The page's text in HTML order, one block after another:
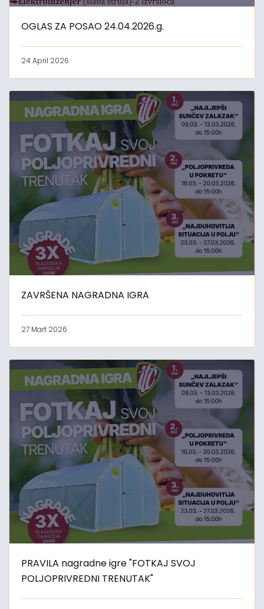
OGLAS ZA POSAO 24.04.2026.g.
24 April 2026
ZAVRŠENA NAGRADNA IGRA
27 Mart 2026
PRAVILA nagradne igre "FOTKAJ SVOJ
POLJOPRIVREDNI TRENUTAK"